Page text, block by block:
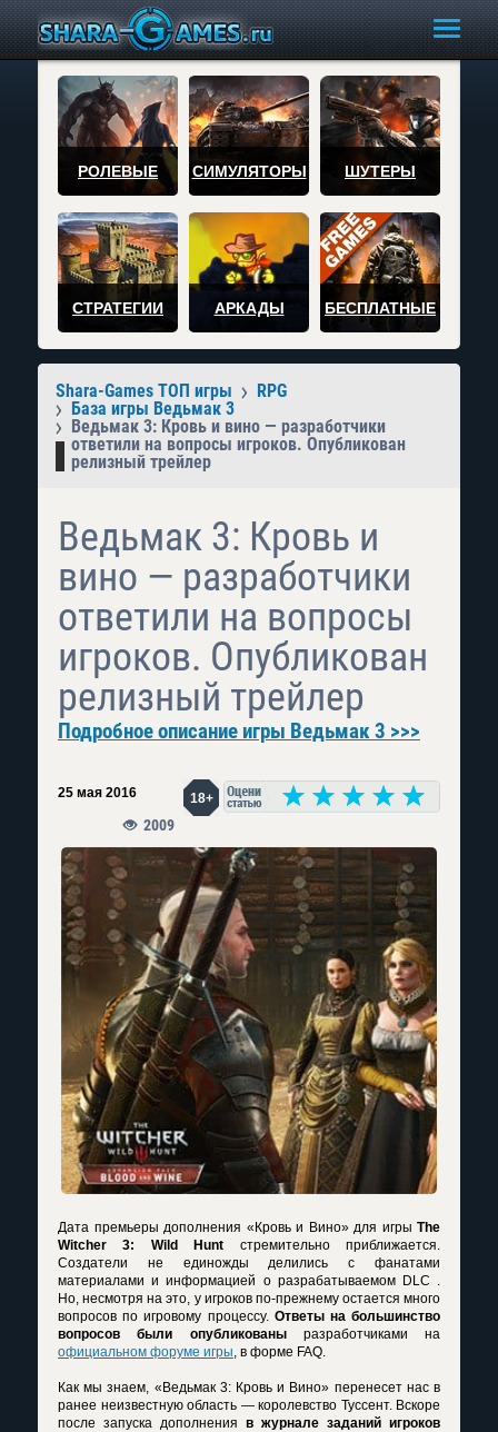
РОЛЕВЫЕ СИМУЛЯТОРЫ ШУТЕРЫ
СТРАТЕГИИ АРКАДЫ БЕСПЛАТНЫЕ
Shara-Games ТОП игры
RPG
База игры Ведьмак 3
Ведьмак 3: Кровь и вино — разработчики
ответили на вопросы игроков. Опубликован
релизный трейлер
Ведьмак 3: Кровь и
вино — разработчики
ответили на вопросы
игроков. Опубликован
релизный трейлер
Подробное описание игры Ведьмак 3 >>>
25 мая 2016 18+
2009
Дата премьеры дополнения «Кровь и Вино» для игры The
Witcher 3: Wild Hunt стремительно приближается.
Создатели не единожды делились с фанатами
материалами и информацией о разрабатываемом DLC .
Но, несмотря на это, у игроков по-прежнему остается много
вопросов по игровому процессу. Ответы на большинство
вопросов были опубликованыразработчиками на
официальном форуме игры, в форме FAQ.
Как мы знаем, «Ведьмак 3: Кровь и Вино» перенесет нас в
ранее неизвестную область — королевство Туссент. Вскоре
после запуска дополнения в журнале заданий игроков